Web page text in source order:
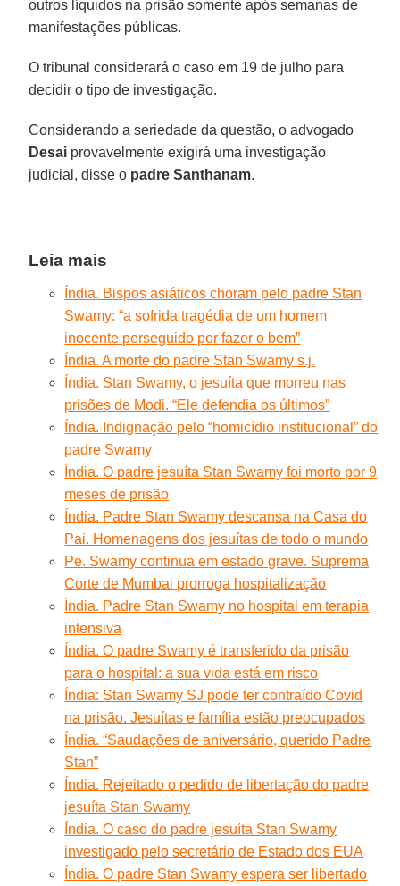
outros líquidos na prisão somente após semanas de
manifestações públicas.
O tribunal considerará o caso em 19 de julho para
decidir o tipo de investigação.
Considerando a seriedade da questão, o advogado
Desai provavelmente exigirá uma investigação
judicial, disse o padre Santhanam.
Leia mais
Índia. Bispos asiáticos choram pelo padre Stan
Swamy: “a sofrida tragédia de um homem
inocente perseguido por fazer o bem”
Índia. A morte do padre Stan Swamy s.j.
Índia. Stan Swamy, o jesuíta que morreu nas
prisões de Modi. “Ele defendia os últimos”
Índia. Indignação pelo “homicídio institucional” do
padre Swamy
Índia. O padre jesuíta Stan Swamy foi morto por 9
meses de prisão
Índia. Padre Stan Swamy descansa na Casa do
Pai. Homenagens dos jesuítas de todo o mundo
Pe. Swamy continua em estado grave. Suprema
Corte de Mumbai prorroga hospitalização
Índia. Padre Stan Swamy no hospital em terapia
intensiva
Índia. O padre Swamy é transferido da prisão
para o hospital: a sua vida está em risco
Índia: Stan Swamy SJ pode ter contraído Covid
na prisão. Jesuítas e família estão preocupados
Índia. “Saudações de aniversário, querido Padre
Stan”
Índia. Rejeitado o pedido de libertação do padre
jesuíta Stan Swamy
Índia. O caso do padre jesuíta Stan Swamy
investigado pelo secretário de Estado dos EUA
Índia. O padre Stan Swamy espera ser libertado